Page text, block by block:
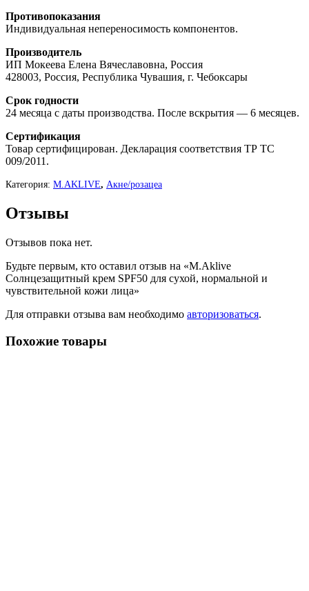
Противопоказания
Индивидуальная непереносимость компонентов.
Производитель
ИП Мокеева Елена Вячеславовна, Россия
428003, Россия, Республика Чувашия, г. Чебоксары
Срок годности
24 месяца с даты производства. После вскрытия — 6 месяцев.
Сертификация
Товар сертифицирован. Декларация соответствия ТР ТС
009/2011.
Категория: M.AKLIVE, Акне/розацеа
Отзывы
Отзывов пока нет.
Будьте первым, кто оставил отзыв на «M.Aklive
Солнцезащитный крем SPF50 для сухой, нормальной и
чувствительной кожи лица»
Для отправки отзыва вам необходимо авторизоваться.
Похожие товары